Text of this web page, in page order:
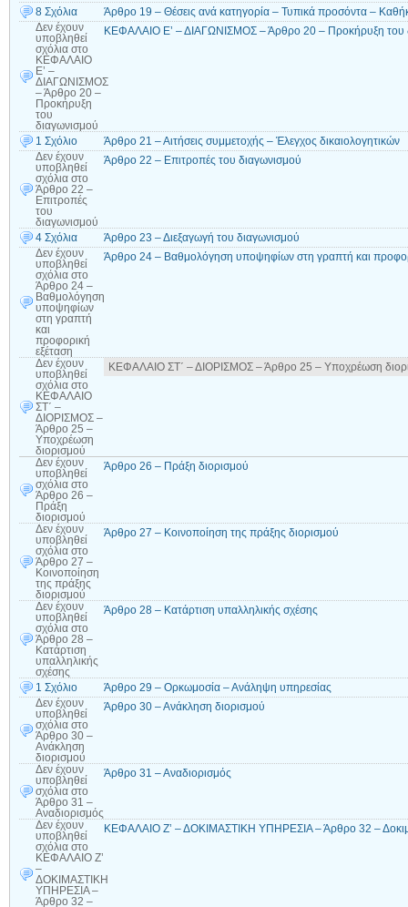
8 Σχόλια
Άρθρο 19 – Θέσεις ανά κατηγορία – Τυπικά προσόντα –
Δεν έχουν
υποβληθεί
σχόλια στο
ΚΕΦΑΛΑΙΟ
Ε’ –
ΔΙΑΓΩΝΙΣΜΟΣ
– Άρθρο 20 –
Προκήρυξη
του
διαγωνισμού
ΚΕΦΑΛΑΙΟ Ε’ – ΔΙΑΓΩΝΙΣΜΟΣ – Άρθρο 20 – Προκήρυξη του
1 Σχόλιο
Άρθρο 21 – Αιτήσεις συμμετοχής – Έλεγχος δικαιολογητικών
Δεν έχουν
υποβληθεί
σχόλια στο
Άρθρο 22 –
Επιτροπές
του
διαγωνισμού
Άρθρο 22 – Επιτροπές του διαγωνισμού
4 Σχόλια
Άρθρο 23 – Διεξαγωγή του διαγωνισμού
Δεν έχουν
υποβληθεί
σχόλια στο
Άρθρο 24 –
Βαθμολόγηση
υποψηφίων
στη γραπτή
και
προφορική
εξέταση
Άρθρο 24 – Βαθμολόγηση υποψηφίων στη γραπτή και
Δεν έχουν
υποβληθεί
σχόλια στο
ΚΕΦΑΛΑΙΟ
ΣΤ΄ –
ΔΙΟΡΙΣΜΟΣ –
Άρθρο 25 –
Υποχρέωση
διορισμού
ΚΕΦΑΛΑΙΟ ΣΤ΄ – ΔΙΟΡΙΣΜΟΣ – Άρθρο 25 – Υποχρέωση
Δεν έχουν
υποβληθεί
σχόλια στο
Άρθρο 26 –
Πράξη
διορισμού
Άρθρο 26 – Πράξη διορισμού
Δεν έχουν
υποβληθεί
σχόλια στο
Άρθρο 27 –
Κοινοποίηση
της πράξης
διορισμού
Άρθρο 27 – Κοινοποίηση της πράξης διορισμού
Δεν έχουν
υποβληθεί
σχόλια στο
Άρθρο 28 –
Κατάρτιση
υπαλληλικής
σχέσης
Άρθρο 28 – Κατάρτιση υπαλληλικής σχέσης
1 Σχόλιο
Άρθρο 29 – Ορκωμοσία – Ανάληψη υπηρεσίας
Δεν έχουν
υποβληθεί
σχόλια στο
Άρθρο 30 –
Ανάκληση
διορισμού
Άρθρο 30 – Ανάκληση διορισμού
Δεν έχουν
υποβληθεί
σχόλια στο
Άρθρο 31 –
Αναδιορισμός
Άρθρο 31 – Αναδιορισμός
Δεν έχουν
υποβληθεί
σχόλια στο
ΚΕΦΑΛΑΙΟ Ζ’
–
ΔΟΚΙΜΑΣΤΙΚΗ
ΥΠΗΡΕΣΙΑ –
Άρθρο 32 –
ΚΕΦΑΛΑΙΟ Ζ’ – ΔΟΚΙΜΑΣΤΙΚΗ ΥΠΗΡΕΣΙΑ – Άρθρο 32 –